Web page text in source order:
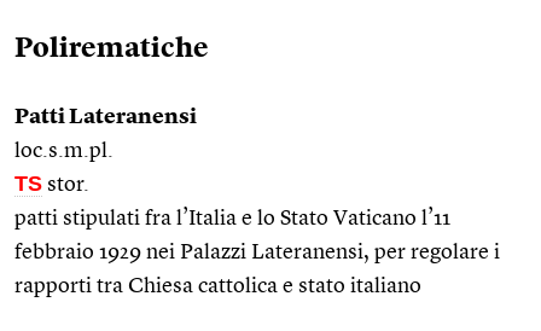
Polirematiche
Patti Lateranensi
loc.s.m.pl.
TS stor.
patti stipulati fra l’Italia e lo Stato Vaticano l’11
febbraio 1929 nei Palazzi Lateranensi, per regolare i
rapporti tra Chiesa cattolica e stato italiano